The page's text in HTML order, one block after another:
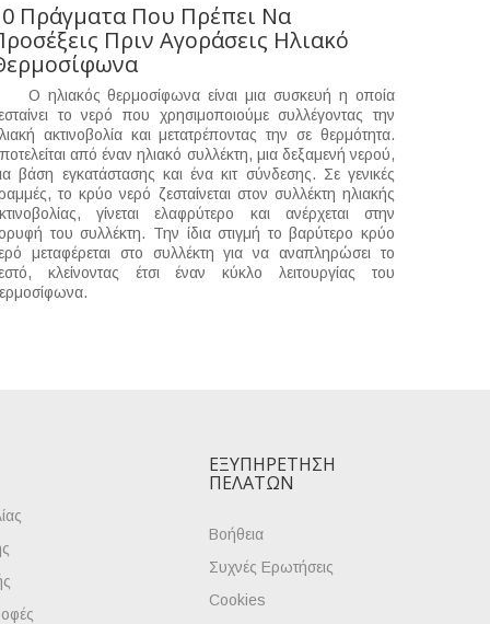
Πράγματα Που Πρέπει Να
Πριν Αγοράσεις Ηλιακό
ηλιακός θερμοσίφωνα είναι μια συσκευή η οποία
το νερό που χρησιμοποιούμε συλλέγοντας την
ακτινοβολία και μετατρέποντας την σε θερμότητα.
από έναν ηλιακό συλλέκτη, μια δεξαμενή νερού,
βάση εγκατάστασης και ένα κιτ σύνδεσης. Σε γενικές
το κρύο νερό ζεσταίνεται στον συλλέκτη ηλιακής
γίνεται ελαφρύτερο και ανέρχεται στην
του συλλέκτη. Την ίδια στιγμή το βαρύτερο κρύο
μεταφέρεται στο συλλέκτη για να αναπληρώσει το
κλείνοντας έτσι έναν κύκλο λειτουργίας του
ΕΞΥΠΗΡΈΤΗΣΗ
ΠΕΛΑΤΏΝ
Βοήθεια
Συχνές Ερωτήσεις
Cookies